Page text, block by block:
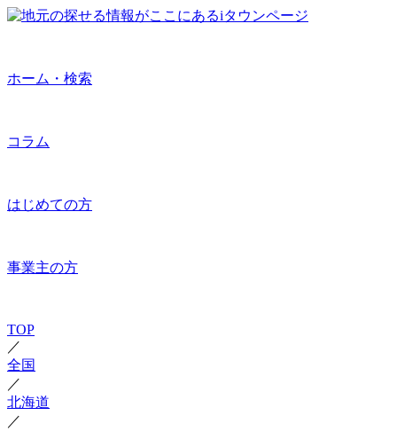
ホーム・検索
コラム
はじめての方
事業主の方
TOP
／
全国
／
北海道
／